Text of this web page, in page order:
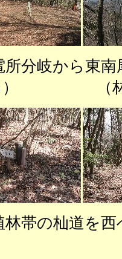
所分岐から
） （林道
林帯の杣
） （三